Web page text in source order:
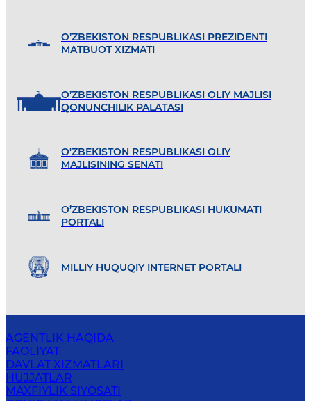
O’ZBEKISTON RESPUBLIKASI PREZIDENTI
MATBUOT XIZMATI
O’ZBEKISTON RESPUBLIKASI OLIY MAJLISI
QONUNCHILIK PALATASI
O'ZBEKISTON RESPUBLIKASI OLIY
MAJLISINING SENATI
O’ZBEKISTON RESPUBLIKASI HUKUMATI
PORTALI
MILLIY HUQUQIY INTERNET PORTALI
AGENTLIK HAQIDA
FAOLIYAT
DAVLAT XIZMATLARI
HUJJATLAR
MAXFIYLIK SIYOSATI